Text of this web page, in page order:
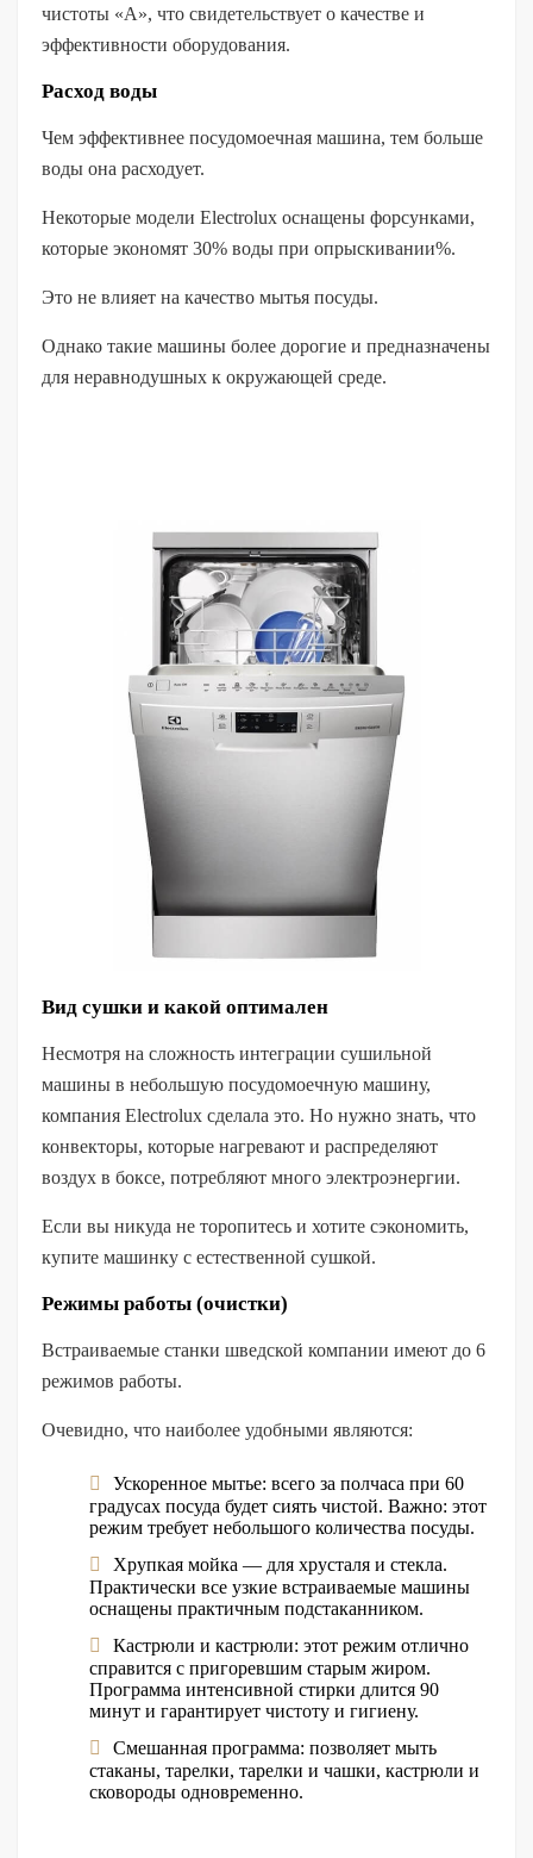
чистоты «А», что свидетельствует о качестве и
эффективности оборудования.
Расход воды
Чем эффективнее посудомоечная машина, тем больше
воды она расходует.
Некоторые модели Electrolux оснащены форсунками,
которые экономят 30% воды при опрыскивании%.
Это не влияет на качество мытья посуды.
Однако такие машины более дорогие и предназначены
для неравнодушных к окружающей среде.
Вид сушки и какой оптимален
Несмотря на сложность интеграции сушильной
машины в небольшую посудомоечную машину,
компания Electrolux сделала это. Но нужно знать, что
конвекторы, которые нагревают и распределяют
воздух в боксе, потребляют много электроэнергии.
Если вы никуда не торопитесь и хотите сэкономить,
купите машинку с естественной сушкой.
Режимы работы (очистки)
Встраиваемые станки шведской компании имеют до 6
режимов работы.
Очевидно, что наиболее удобными являются:
Ускоренное мытье: всего за полчаса при 60
градусах посуда будет сиять чистой. Важно: этот
режим требует небольшого количества посуды.
Хрупкая мойка — для хрусталя и стекла.
Практически все узкие встраиваемые машины
оснащены практичным подстаканником.
Кастрюли и кастрюли: этот режим отлично
справится с пригоревшим старым жиром.
Программа интенсивной стирки длится 90
минут и гарантирует чистоту и гигиену.
Смешанная программа: позволяет мыть
стаканы, тарелки, тарелки и чашки, кастрюли и
сковороды одновременно.